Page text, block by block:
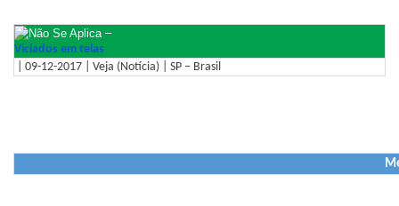
–
Viciados em telas
| 09-12-2017 | Veja (Notícia) | SP – Brasil